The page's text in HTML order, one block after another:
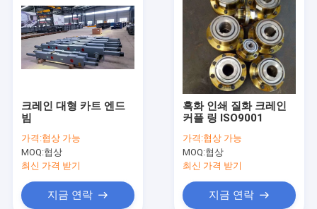
크레인 대형 카트 엔드
빔
가격:협상 가능
MOQ:협상
최신 가격 받기
지금 연락
흑화 인쇄 질화 크레인
커플 링 ISO9001
가격:협상 가능
MOQ:협상
최신 가격 받기
지금 연락